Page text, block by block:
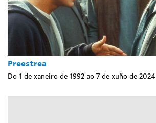
Preestrea
Do 1 de xaneiro de 1992 ao 7 de xuño de 2024